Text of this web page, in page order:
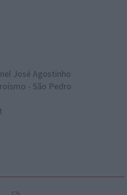
José Agostinho
- São Pedro